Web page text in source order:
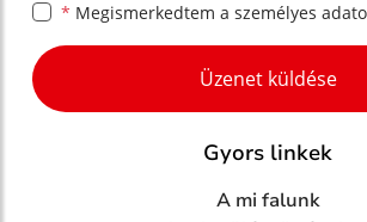
* Megismerkedtem a személyes
Google reCaptcha Response
Üzenet küldése
Gyors linkek
A mi falunk